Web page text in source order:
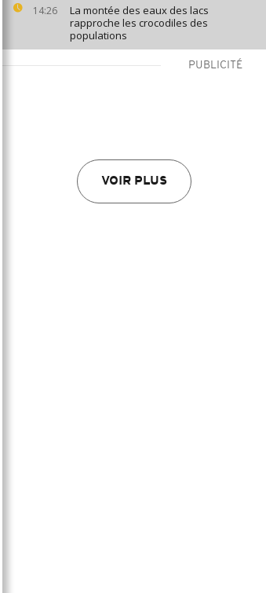
14:26
La montée des eaux des lacs
rapproche les crocodiles des
populations
PUBLICITÉ
VOIR PLUS